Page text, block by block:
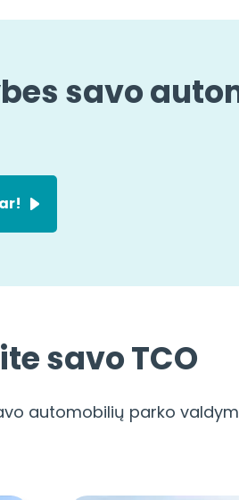
savo
savo TCO
automobilių parko